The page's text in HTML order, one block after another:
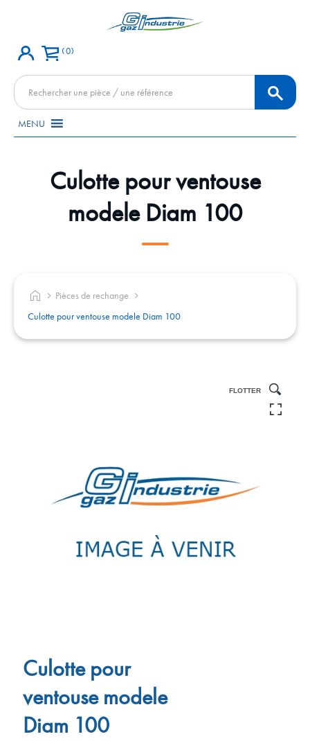
0
Recherche
de
produits
MENU
Culotte pour ventouse
modele Diam 100
Pièces de rechange
Culotte pour ventouse modele Diam 100
FLOTTER
Culotte pour
ventouse modele
Diam 100